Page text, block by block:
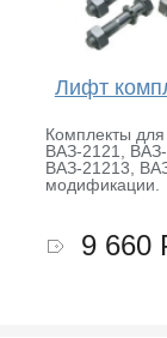
Лифт
Комплекты
ВАЗ-2121,
ВАЗ-21213,
модификации.
9 660